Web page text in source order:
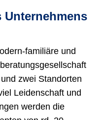
Unternehmens
familiäre und
zwei Standorten
Leidenschaft und
werden die